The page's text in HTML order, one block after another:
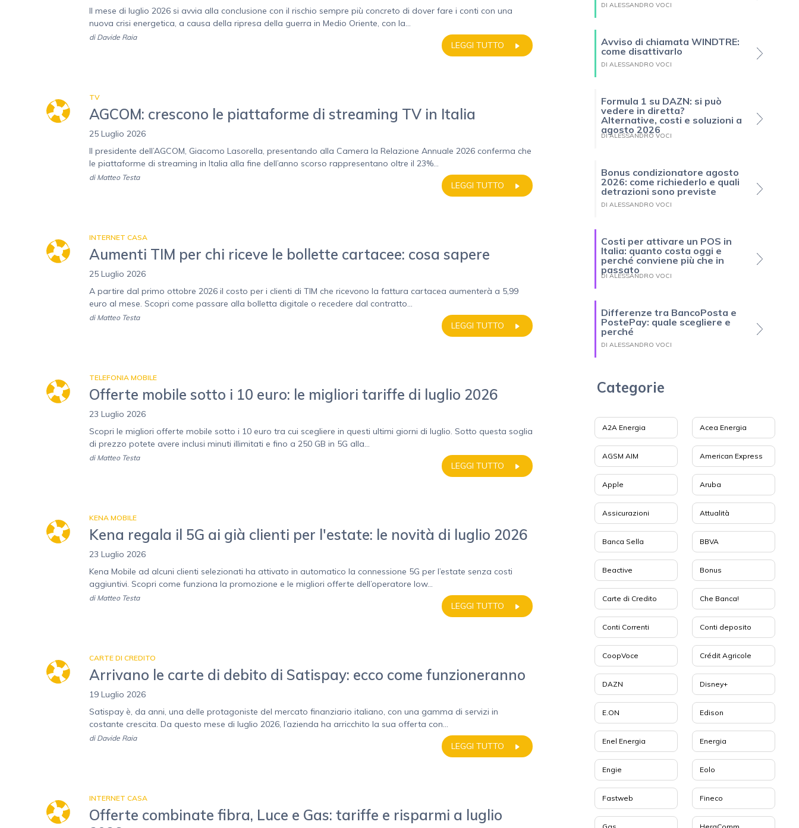
Il mese di luglio 2026 si avvia alla conclusione con il rischio sempre più concreto di dover fare i conti con una
nuova crisi energetica, a causa della ripresa della guerra in Medio Oriente, con la...
LEGGI TUTTO
di Davide Raia
TV
AGCOM: crescono le piattaforme di streaming TV in Italia
25 Luglio 2026
Il presidente dell’AGCOM, Giacomo Lasorella, presentando alla Camera la Relazione Annuale 2026 conferma che
le piattaforme di streaming in Italia alla fine dell’anno scorso rappresentano oltre il 23%...
LEGGI TUTTO
di Matteo Testa
INTERNET CASA
Aumenti TIM per chi riceve le bollette cartacee: cosa sapere
25 Luglio 2026
A partire dal primo ottobre 2026 il costo per i clienti di TIM che ricevono la fattura cartacea aumenterà a 5,99
euro al mese. Scopri come passare alla bolletta digitale o recedere dal contratto...
LEGGI TUTTO
di Matteo Testa
TELEFONIA MOBILE
Offerte mobile sotto i 10 euro: le migliori tariffe di luglio 2026
23 Luglio 2026
Scopri le migliori offerte mobile sotto i 10 euro tra cui scegliere in questi ultimi giorni di luglio. Sotto questa soglia
di prezzo potete avere inclusi minuti illimitati e fino a 250 GB in 5G alla...
LEGGI TUTTO
di Matteo Testa
KENA MOBILE
Kena regala il 5G ai già clienti per l'estate: le novità di luglio 2026
23 Luglio 2026
Kena Mobile ad alcuni clienti selezionati ha attivato in automatico la connessione 5G per l’estate senza costi
aggiuntivi. Scopri come funziona la promozione e le migliori offerte dell’operatore low...
LEGGI TUTTO
di Matteo Testa
CARTE DI CREDITO
Arrivano le carte di debito di Satispay: ecco come funzioneranno
19 Luglio 2026
Satispay è, da anni, una delle protagoniste del mercato finanziario italiano, con una gamma di servizi in
costante crescita. Da questo mese di luglio 2026, l’azienda ha arricchito la sua offerta con...
LEGGI TUTTO
di Davide Raia
INTERNET CASA
Offerte combinate fibra, Luce e Gas: tariffe e risparmi a luglio
DI ALESSANDRO VOCI
Avviso di chiamata WINDTRE:
come disattivarlo
DI ALESSANDRO VOCI
Formula 1 su DAZN: si può
vedere in diretta?
Alternative, costi e soluzioni a
agosto 2026
DI ALESSANDRO VOCI
Bonus condizionatore agosto
2026: come richiederlo e quali
detrazioni sono previste
DI ALESSANDRO VOCI
Costi per attivare un POS in
Italia: quanto costa oggi e
perché conviene più che in
passato
DI ALESSANDRO VOCI
Differenze tra BancoPosta e
PostePay: quale scegliere e
perché
DI ALESSANDRO VOCI
Categorie
A2A Energia Acea Energia
AGSM AIM American Express
Apple Aruba
Assicurazioni Attualità
Banca Sella BBVA
Beactive Bonus
Carte di Credito Che Banca!
Conti Correnti Conti deposito
CoopVoce Crédit Agricole
DAZN Disney+
E.ON Edison
Enel Energia Energia
Engie Eolo
Fastweb Fineco